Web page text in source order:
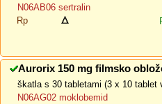
N06AB06 sertralin
Rp
Aurorix 150 mg filmsko
škatla s 30 tabletami (3 x 10 tablet
N06AG02 moklobemid